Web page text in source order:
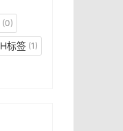
(0)
H标签 (1)